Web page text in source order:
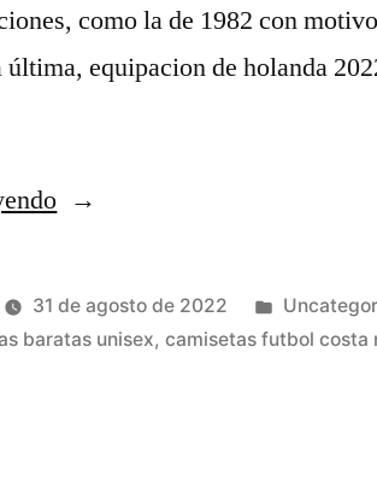
como la de 1982 con
última, equipacion de holanda
«comprar
de
futbol
31 de agosto de 2022
Publicado
en
baratas unisex,camisetas futbol costa